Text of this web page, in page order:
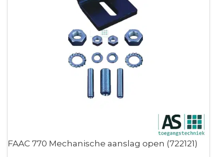
FAAC 770 Mechanische aanslag open (722121)